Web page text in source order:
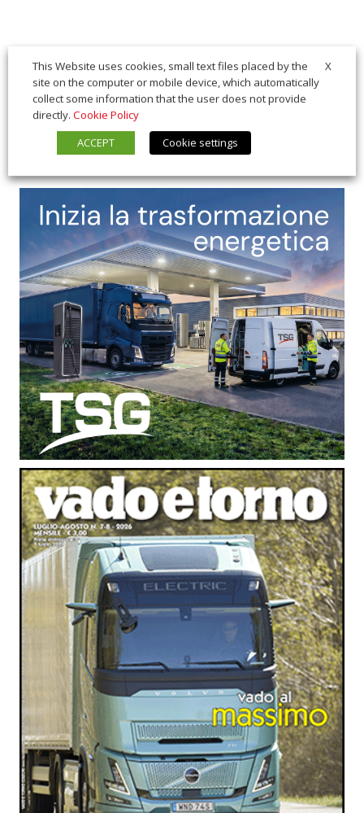
X
This Website uses cookies, small text files placed by the
site on the computer or mobile device, which automatically
collect some information that the user does not provide
directly. Cookie Policy
ACCEPT
Cookie settings